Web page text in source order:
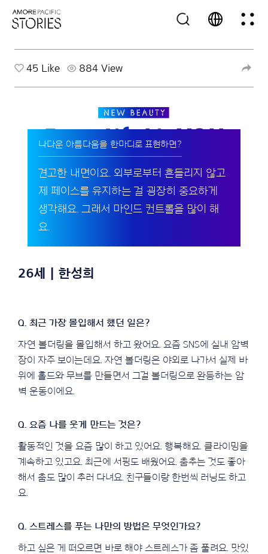
45 Like 884 View
나다운 아름다움을 한마디로 표현하면?
견고한 내면이요. 외부로부터 흔들리지 않고
제 페이스를 유지하는 걸 굉장히 중요하게
생각해요. 그래서 마인드 컨트롤을 많이 해
요.
26세 | 한성희
자연 볼더링을 몰입해서 하고 왔어요. 요즘 SNS에 실내 암벽
장이 자주 보이는데요. 자연 볼더링은 야외로 나가서 실제 바
위에 홀드와 무브를 만들면서 그걸 볼더링으로 완등하는 암
벽 운동이에요.
활동적인 것을 요즘 많이 하고 있어요. 행복해요. 클라이밍을
계속하고 있고요. 최근에 서핑도 배웠어요. 춤추는 것도 좋아
해서 춤도 많이 추러 다녀요. 친구들이랑 한번씩 러닝도 하고
요.
하고 싶은 게 떠오르면 바로 해야 스트레스가 좀 풀려요. 맛있